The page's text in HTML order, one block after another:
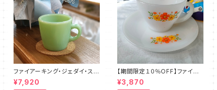
ファイアーキング・ジェダイ・スト
レートマグカップ（FKJD0006）
¥7,920
【期間限定１０％OFF】ファイア
ーキング・フラワー・カップ＆ソー
サー（FKFW0002）
¥3,870